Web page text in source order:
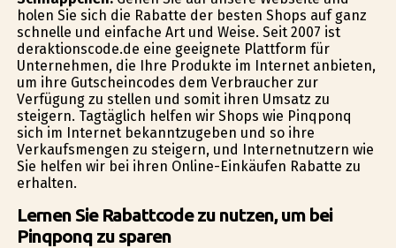
holen Sie sich die Rabatte der besten Shops auf ganz
schnelle und einfache Art und Weise. Seit 2007 ist
deraktionscode.de eine geeignete Plattform für
Unternehmen, die Ihre Produkte im Internet anbieten,
um ihre Gutscheincodes dem Verbraucher zur
Verfügung zu stellen und somit ihren Umsatz zu
steigern. Tagtäglich helfen wir Shops wie Pinqponq
sich im Internet bekanntzugeben und so ihre
Verkaufsmengen zu steigern, und Internetnutzern wie
Sie helfen wir bei ihren Online-Einkäufen Rabatte zu
erhalten.
Lernen Sie Rabattcode zu nutzen, um bei
Pinqponq zu sparen